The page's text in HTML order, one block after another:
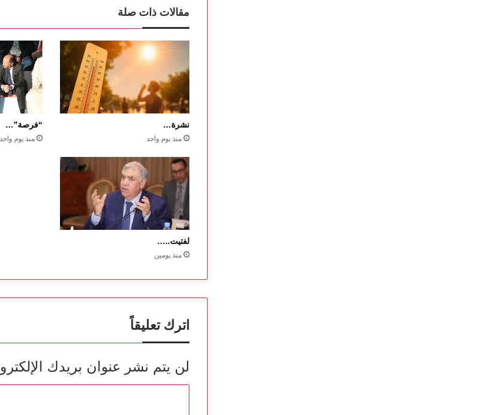
مقالات ذات صلة
نشرة…
منذ يوم واحد
“فرصة”…
منذ يوم واحد
لفتيت..…
منذ يومين
اترك تعليقاً
لن يتم نشر عنوان بريدك